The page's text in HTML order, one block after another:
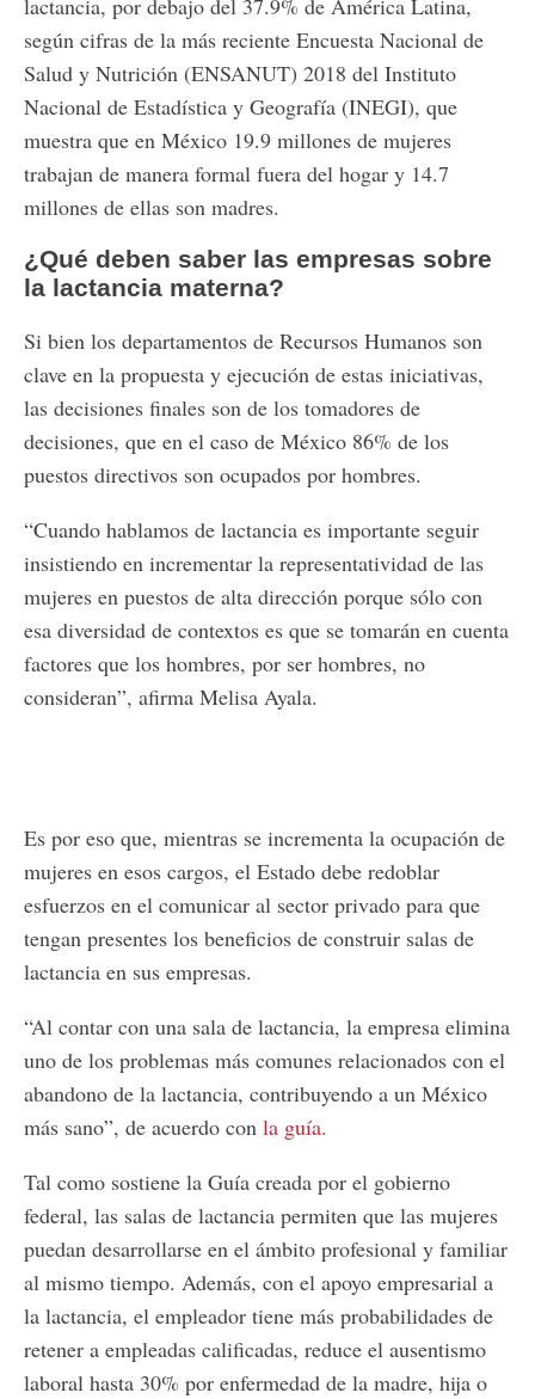
lactancia, por debajo del 37.9% de América Latina,
según cifras de la más reciente Encuesta Nacional de
Salud y Nutrición (ENSANUT) 2018 del Instituto
Nacional de Estadística y Geografía (INEGI), que
muestra que en México 19.9 millones de mujeres
trabajan de manera formal fuera del hogar y 14.7
millones de ellas son madres.
¿Qué deben saber las empresas sobre
la lactancia materna?
Si bien los departamentos de Recursos Humanos son
clave en la propuesta y ejecución de estas iniciativas,
las decisiones finales son de los tomadores de
decisiones, que en el caso de México 86% de los
puestos directivos son ocupados por hombres.
“Cuando hablamos de lactancia es importante seguir
insistiendo en incrementar la representatividad de las
mujeres en puestos de alta dirección porque sólo con
esa diversidad de contextos es que se tomarán en cuenta
factores que los hombres, por ser hombres, no
consideran”, afirma Melisa Ayala.
Es por eso que, mientras se incrementa la ocupación de
mujeres en esos cargos, el Estado debe redoblar
esfuerzos en el comunicar al sector privado para que
tengan presentes los beneficios de construir salas de
lactancia en sus empresas.
“Al contar con una sala de lactancia, la empresa elimina
uno de los problemas más comunes relacionados con el
abandono de la lactancia, contribuyendo a un México
más sano”, de acuerdo con la guía.
Tal como sostiene la Guía creada por el gobierno
federal, las salas de lactancia permiten que las mujeres
puedan desarrollarse en el ámbito profesional y familiar
al mismo tiempo. Además, con el apoyo empresarial a
la lactancia, el empleador tiene más probabilidades de
retener a empleadas calificadas, reduce el ausentismo
laboral hasta 30% por enfermedad de la madre, hija o